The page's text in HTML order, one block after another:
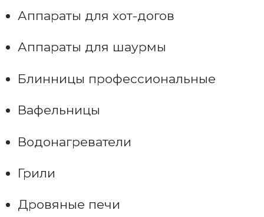
Аппараты для хот-догов
Аппараты для шаурмы
Блинницы профессиональные
Вафельницы
Водонагреватели
Грили
Дровяные печи